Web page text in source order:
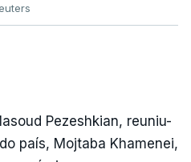
Pezeshkian, reuniu-
país, Mojtaba Khamenei,